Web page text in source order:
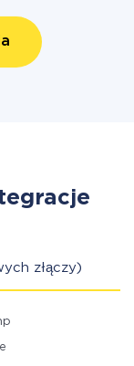
złączy)